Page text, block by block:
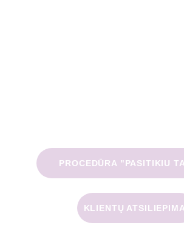
PROCEDŪRA "PASITIKIU
KLIENTŲ